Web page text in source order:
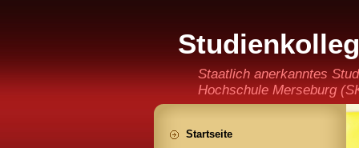
(staatlich
Staatlich anerkanntes
Hochschule Merseburg
der Ming CHENG Institut
Startseite